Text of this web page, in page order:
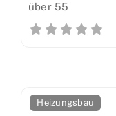
über 55
Heizungsbau